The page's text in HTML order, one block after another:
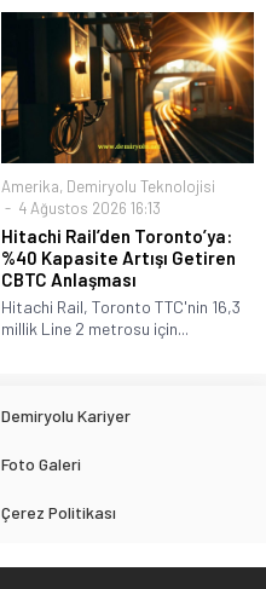
Amerika, Demiryolu Teknolojisi
4 Ağustos 2026 16:13
Hitachi Rail’den Toronto’ya:
%40 Kapasite Artışı Getiren
CBTC Anlaşması
Hitachi Rail, Toronto TTC'nin 16,3
millik Line 2 metrosu için...
Demiryolu Kariyer
Foto Galeri
Çerez Politikası